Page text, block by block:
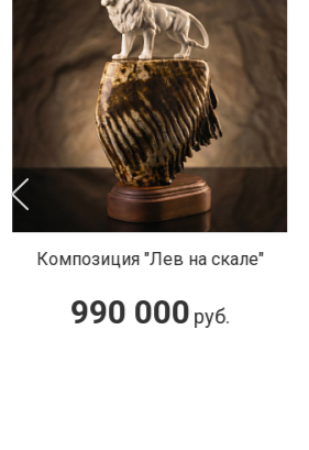
Подсвечник малый "Земляника"
50 100руб.